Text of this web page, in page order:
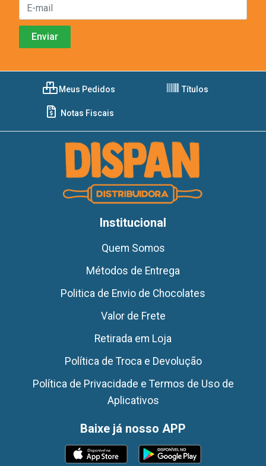
Meus Pedidos Títulos
Notas Fiscais
Institucional
Quem Somos
Métodos de Entrega
Politica de Envio de Chocolates
Valor de Frete
Retirada em Loja
Política de Troca e Devolução
Política de Privacidade e Termos de Uso de
Aplicativos
Baixe já nosso APP